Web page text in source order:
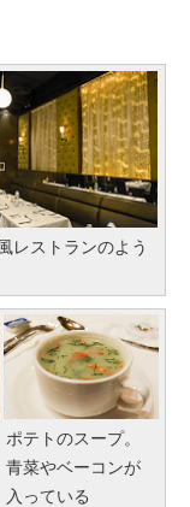
レストランのよう
ポテトのスープ。
青菜やベーコンが
入っている